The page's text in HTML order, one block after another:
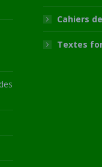
Cahiers
Textes